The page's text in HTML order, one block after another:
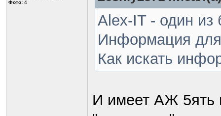
Фото: 4
Alex-IT - один из
Информация для
Как искать
И имеет АЖ